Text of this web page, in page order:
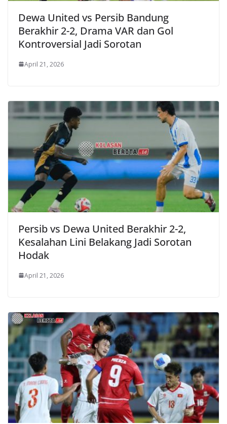
Dewa United vs Persib Bandung
Berakhir 2-2, Drama VAR dan Gol
Kontroversial Jadi Sorotan
April 21, 2026
Persib vs Dewa United Berakhir 2-2,
Kesalahan Lini Belakang Jadi Sorotan
Hodak
April 21, 2026